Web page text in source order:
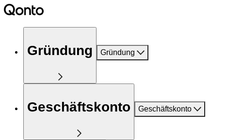
Gründung Gründung
Geschäftskonto Geschäftskonto